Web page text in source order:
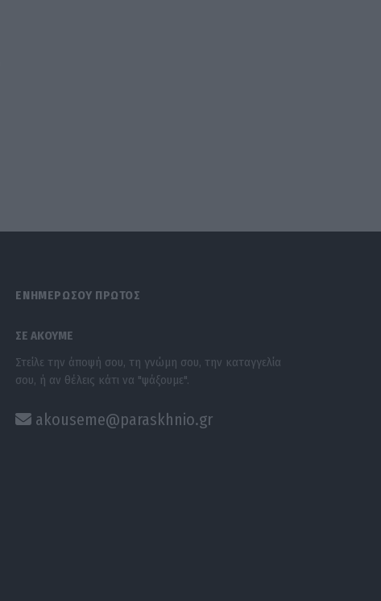
ΕΝΗΜΕΡΩΣΟΥ ΠΡΩΤΟΣ
ΣΕ ΑΚΟΥΜΕ
Στείλε την άποψή σου, τη γνώμη σου, την καταγγελία
σου, ή αν θέλεις κάτι να "ψάξουμε".
akouseme@paraskhnio.gr